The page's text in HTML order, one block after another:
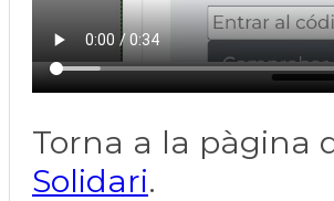
Torna a la pàgina
Solidari.